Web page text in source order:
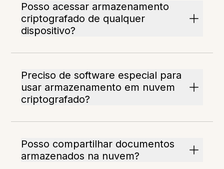
Posso acessar armazenamento
criptografado de qualquer
dispositivo?
Preciso de software especial para
usar armazenamento em nuvem
criptografado?
Posso compartilhar documentos
armazenados na nuvem?